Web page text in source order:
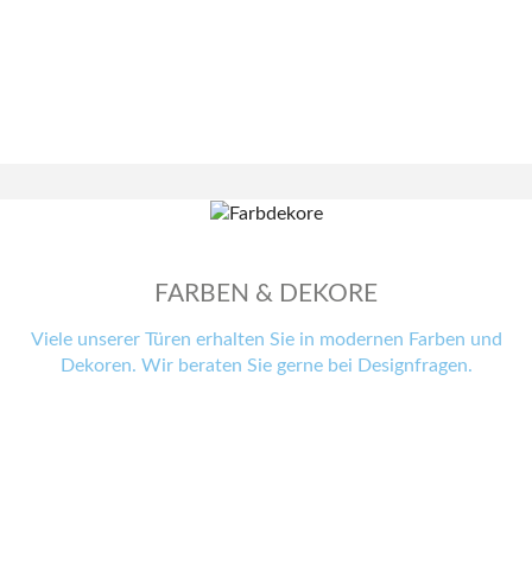
FARBEN & DEKORE
Viele unserer Türen erhalten Sie in modernen Farben und
Dekoren. Wir beraten Sie gerne bei Designfragen.